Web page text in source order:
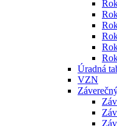
Úradná
VZN